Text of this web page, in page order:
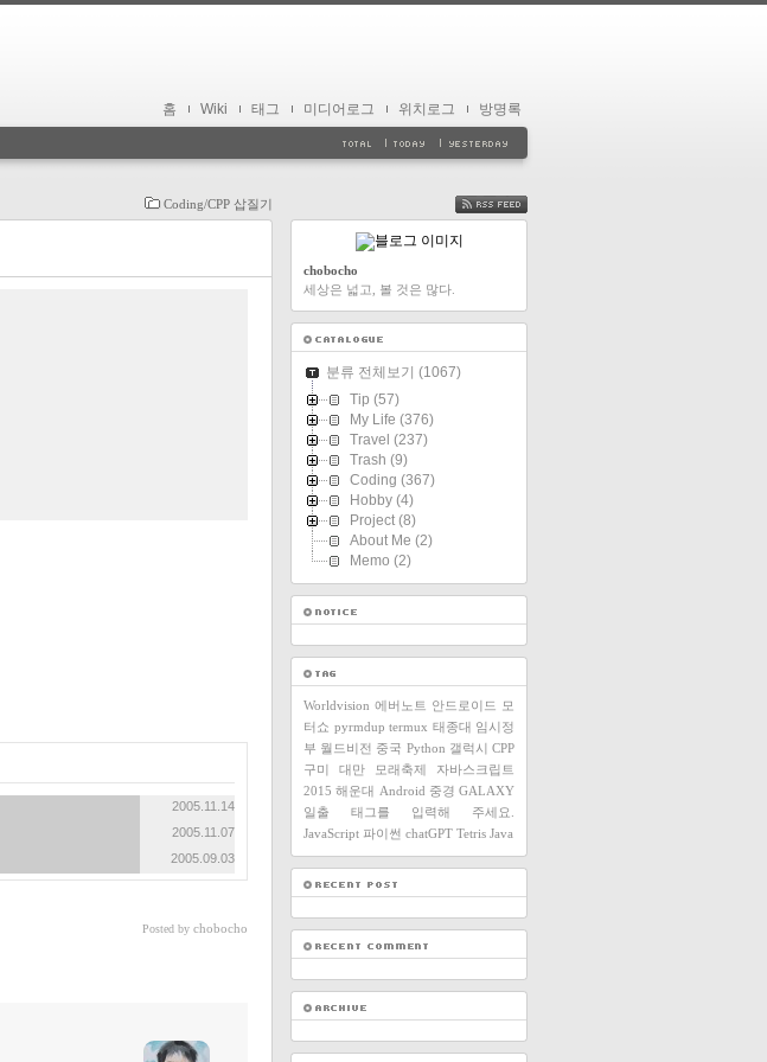
홈 Wiki 태그 미디어로그 위치로그 방명록
Coding/CPP 삽질기
2005.11.14
2005.11.07
2005.09.03
Posted by chobocho
FEED
chobocho
세상은 넓고, 볼 것은 많다.
분류 전체보기 (1067)
Tip (57)
My Life (376)
Travel (237)
Trash (9)
Coding (367)
Hobby (4)
Project (8)
About Me (2)
Memo (2)
Worldvision 에버노트 안드로이드
모
터쇼 pyrmdup termux 태종대 임시정
부 월드비전 중국 Python 갤럭시 CPP
구미
대만 모래축제
자바스크립트
2015 해운대 Android 중경 GALAXY
일출
태그를 입력해 주세요.
JavaScript 파이썬 chatGPT Tetris Java